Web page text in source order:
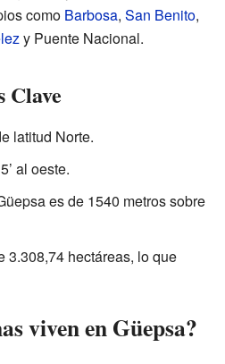
como Barbosa, San Benito,
y Puente Nacional.
Clave
latitud Norte.
al oeste.
es de 1540 metros sobre
3.308,74 hectáreas, lo que
viven en Güepsa?